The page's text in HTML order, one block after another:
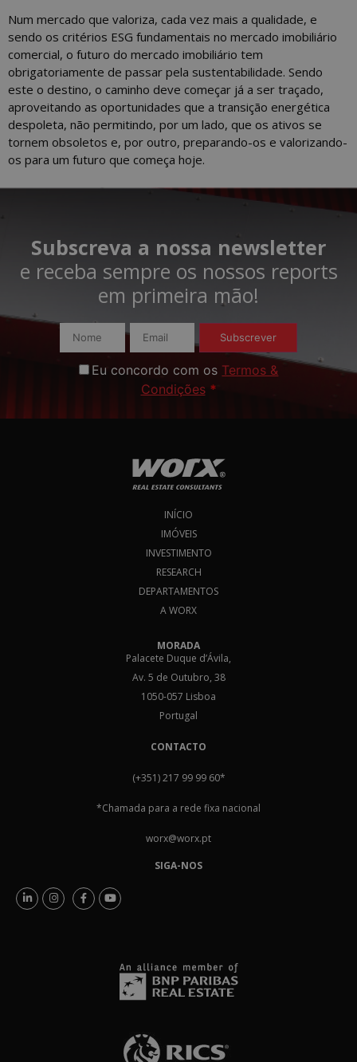
Num mercado que valoriza, cada vez mais a qualidade, e
sendo os critérios ESG fundamentais no mercado imobiliário
comercial, o futuro do mercado imobiliário tem
obrigatoriamente de passar pela sustentabilidade. Sendo
este o destino, o caminho deve começar já a ser traçado,
aproveitando as oportunidades que a transição energética
despoleta, não permitindo, por um lado, que os ativos se
tornem obsoletos e, por outro, preparando-os e valorizando-
os para um futuro que começa hoje.
Subscreva a nossa newsletter
e receba sempre os nossos reports
em primeira mão!​
Subscrever
Eu concordo com os Termos &
Condições *
INÍCIO
IMÓVEIS
INVESTIMENTO
RESEARCH
DEPARTAMENTOS
A WORX
MORADA
Palacete Duque d’Ávila,
Av. 5 de Outubro, 38
1050-057 Lisboa
Portugal
CONTACTO
(+351) 217 99 99 60*
*Chamada para a rede fixa nacional
worx@worx.pt
SIGA-NOS